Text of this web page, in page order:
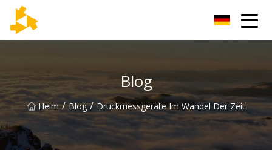
Blog
Heim / Blog / Druckmessgeräte Im Wandel Der Zeit